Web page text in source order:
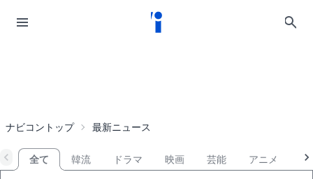
ナビコントップ 最新ニュース
全て 韓流 ドラマ 映画 芸能 アニメ